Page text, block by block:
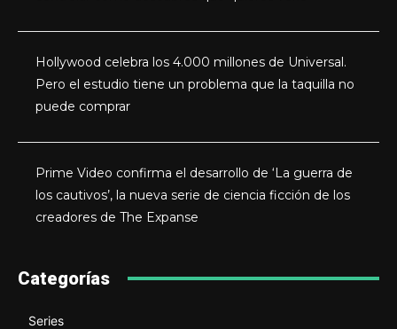
Hollywood celebra los 4.000 millones de Universal.
Pero el estudio tiene un problema que la taquilla no
puede comprar
Prime Video confirma el desarrollo de ‘La guerra de
los cautivos’, la nueva serie de ciencia ficción de los
creadores de The Expanse
Categorías
Series